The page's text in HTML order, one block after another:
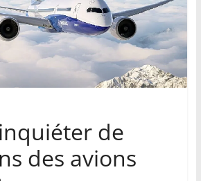
de
des avions